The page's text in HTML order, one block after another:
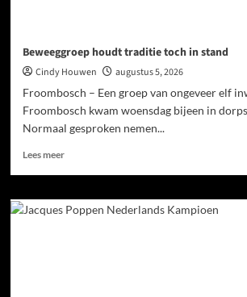
Beweeggroep houdt traditie toch in stand
Cindy Houwen
augustus 5, 2026
Froombosch – Een groep van ongeveer elf
Froombosch kwam woensdag bijeen in
Normaal gesproken nemen...
Lees meer